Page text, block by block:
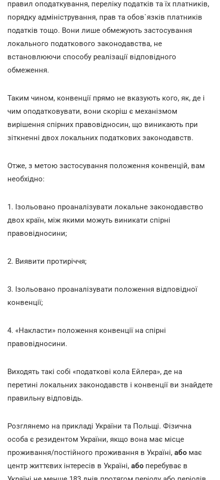
правил оподаткування, переліку податків та їх платників,
порядку адміністрування, прав та обов`язків платників
податків тощо. Вони лише обмежують застосування
локального податкового законодавства, не
встановлюючи способу реалізації відповідного
обмеження.
Таким чином, конвенції прямо не вказують кого, як, де і
чим оподатковувати, вони скоріш є механізмом
вирішення спірних правовідносин, що виникають при
зіткненні двох локальних податкових законодавств.
Отже, з метою застосування положення конвенцій, вам
необхідно:
1. Ізольовано проаналізувати локальне законодавство
двох країн, між якими можуть виникати спірні
правовідносини;
2. Виявити протиріччя;
3. Ізольовано проаналізувати положення відповідної
конвенції;
4. «Накласти» положення конвенції на спірні
правовідносини.
Виходять такі собі «податкові кола Ейлера», де на
перетині локальних законодавств і конвенції ви знайдете
правильну відповідь.
Розглянемо на прикладі України та Польщі. Фізична
особа є резидентом України, якщо вона має місце
проживання/постійного проживання в Україні, або має
центр життєвих інтересів в Україні, або перебуває в